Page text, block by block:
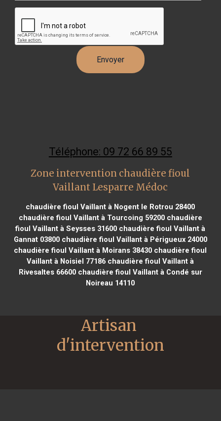
Téléphone: 09 72 66 89 55
Zone intervention chaudière fioul
Vaillant Lesparre Médoc
chaudière fioul Vaillant à Nogent le Rotrou 28400
chaudière fioul Vaillant à Tourcoing 59200chaudière
fioul Vaillant à Seysses 31600 chaudière fioul Vaillant à
Gannat 03800chaudière fioul Vaillant à Périgueux 24000
chaudière fioul Vaillant à Moirans 38430 chaudière fioul
Vaillant à Noisiel 77186 chaudière fioul Vaillant à
Rivesaltes 66600chaudière fioul Vaillant à Condé sur
Noireau 14110
Artisan
d'intervention